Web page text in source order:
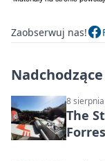
Zaobserwuj nas!
8
The
Forres